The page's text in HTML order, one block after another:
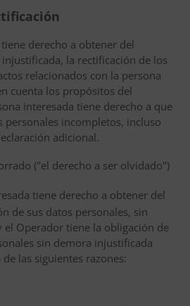
derecho a obtener del
la rectificación de los
relacionados con la persona
cuenta los propósitos del
interesada tiene derecho a que
personales incompletos, incluso
adicional.
("el derecho a ser olvidado")
tiene derecho a obtener del
de sus datos personales, sin
Operador tiene la obligación de
sin demora injustificada
las siguientes razones: